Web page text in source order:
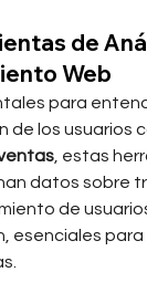
de
Web
para
de los usuarios
, estas
datos sobre
de
esenciales